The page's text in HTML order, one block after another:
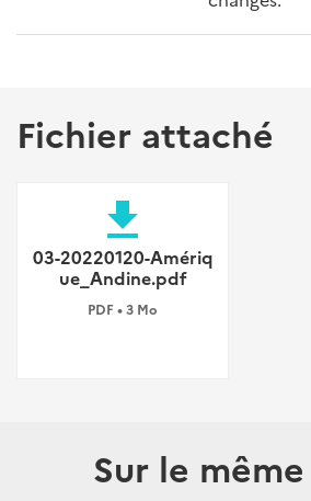
Fichier attaché
file_download
03-20220120-Amériq
ue_Andine.pdf
PDF • 3 Mo
Sur le